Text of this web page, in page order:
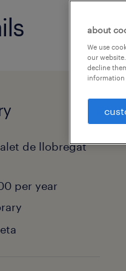
de llobregat
per year
about
We use
our
decline
information